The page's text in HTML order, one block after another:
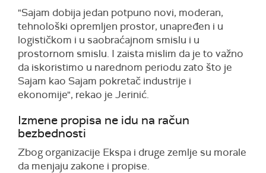
"Sajam dobija jedan potpuno novi, moderan,
tehnološki opremljen prostor, unapređen i u
logističkom i u saobraćajnom smislu i u
prostornom smislu. I zaista mislim da je to važno
da iskoristimo u narednom periodu zato što je
Sajam kao Sajam pokretač industrije i
ekonomije", rekao je Jerinić.
Izmene propisa ne idu na račun
bezbednosti
Zbog organizacije Ekspa i druge zemlje su morale
da menjaju zakone i propise.